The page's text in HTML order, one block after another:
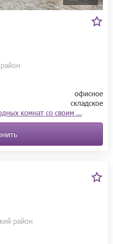
офисное
складское
комнат со своим …
район